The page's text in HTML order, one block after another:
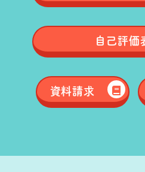
自己評価
資料請求